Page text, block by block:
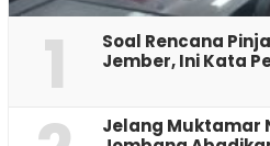
1
‎Soal Rencana
Jember, Ini Kata
Jelang Muktamar